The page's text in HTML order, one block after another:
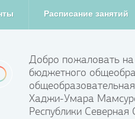
Расписание занятий
Добро пожаловать
бюджетного
Хаджи-Умара
Республики Северная